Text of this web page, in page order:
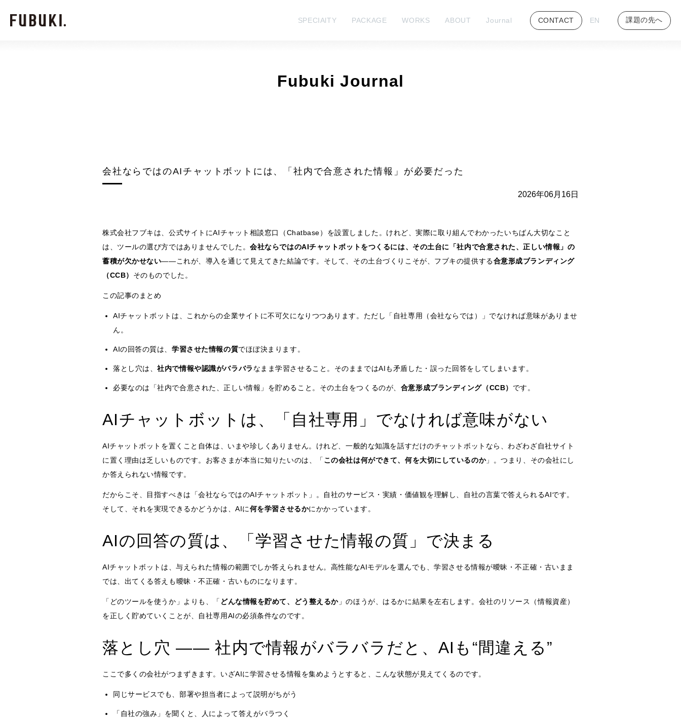
SPECIAlTY PACKAGE WORKS ABOUT Journal CONTACT EN 課題の先へ
Fubuki Journal
会社ならではのAIチャットボットには、「社内で合意された情報」が必要だった
2026年06月16日
株式会社フブキは、公式サイトにAIチャット相談窓口（Chatbase）を設置しました。けれど、実際に取り組んでわかったいちばん大切なこと
は、ツールの選び方ではありませんでした。会社ならではのAIチャットボットをつくるには、その土台に「社内で合意された、正しい情報」の
蓄積が欠かせない――これが、導入を通じて見えてきた結論です。そして、その土台づくりこそが、フブキの提供する合意形成ブランディング
（CCB） そのものでした。
この記事のまとめ
AIチャットボットは、これからの企業サイトに不可欠になりつつあります。ただし「自社専用（会社ならでは）」でなければ意味がありませ
ん。
AIの回答の質は、学習させた情報の質でほぼ決まります。
落とし穴は、社内で情報や認識がバラバラなまま学習させること。そのままではAIも矛盾した・誤った回答をしてしまいます。
必要なのは「社内で合意された、正しい情報」を貯めること。その土台をつくるのが、 合意形成ブランディング（CCB） です。
AIチャットボットは、「自社専用」でなければ意味がない
AIチャットボットを置くこと自体は、いまや珍しくありません。けれど、一般的な知識を話すだけのチャットボットなら、わざわざ自社サイト
に置く理由は乏しいものです。お客さまが本当に知りたいのは、「 この会社は何ができて、何を大切にしているのか」。つまり、その会社にし
か答えられない情報です。
だからこそ、目指すべきは「会社ならではのAIチャットボット」。自社のサービス・実績・価値観を理解し、自社の言葉で答えられるAIです。
そして、それを実現できるかどうかは、AIに何を学習させるかにかかっています。
AIの回答の質は、「学習させた情報の質」で決まる
AIチャットボットは、与えられた情報の範囲でしか答えられません。高性能なAIモデルを選んでも、学習させる情報が曖昧・不正確・古いまま
では、出てくる答えも曖昧・不正確・古いものになります。
「どのツールを使うか」よりも、「 どんな情報を貯めて、どう整えるか」のほうが、はるかに結果を左右します。会社のリソース（情報資産）
を正しく貯めていくことが、自社専用AIの必須条件なのです。
落とし穴 ―― 社内で情報がバラバラだと、AIも“間違える”
ここで多くの会社がつまずきます。いざAIに学習させる情報を集めようとすると、こんな状態が見えてくるのです。
同じサービスでも、部署や担当者によって説明がちがう
「自社の強み」を聞くと、人によって答えがバラつく